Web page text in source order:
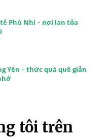
Phú Nhi – nơi lan tỏa
Yên – thức quà quê giản
tôi trên